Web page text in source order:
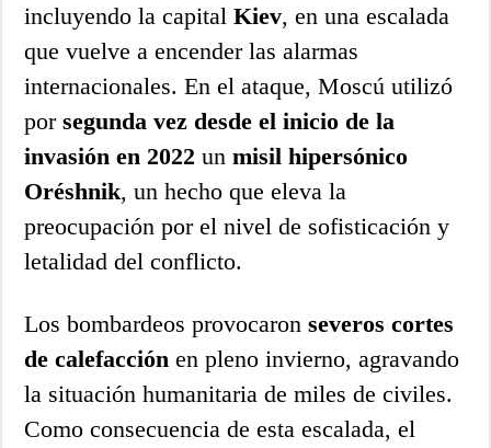
incluyendo la capitalKiev, en una escalada
que vuelve a encender las alarmas
internacionales. En el ataque, Moscú utilizó
porsegunda vez desde el inicio de la
invasión en 2022 unmisil hipersónico
Oréshnik, un hecho que eleva la
preocupación por el nivel de sofisticación y
letalidad del conflicto.
Los bombardeos provocaronseveros cortes
de calefacción en pleno invierno, agravando
la situación humanitaria de miles de civiles.
Como consecuencia de esta escalada, el